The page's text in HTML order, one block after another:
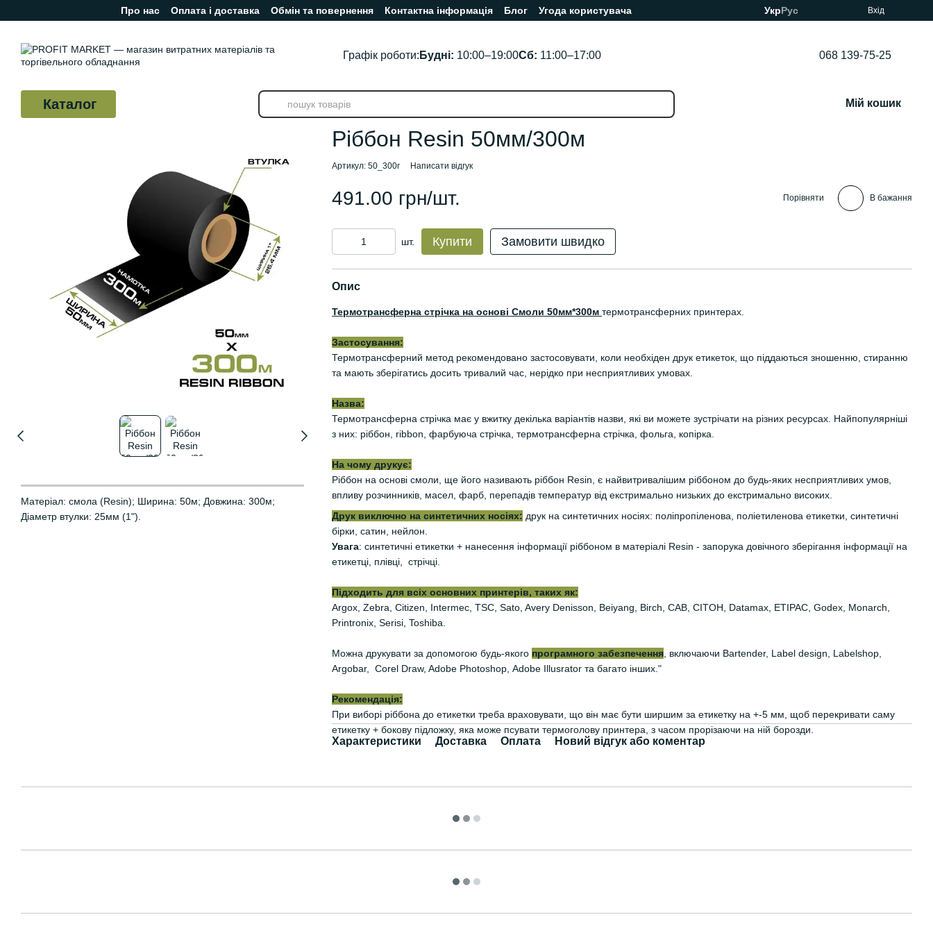
Перейти до основного контенту
Про нас Оплата і доставка Обмін та повернення Контактна інформація Блог
Угода користувача
Відгуки про магазин
УкрРус Вхід
Графік роботи: Будні: 10:00–19:00Сб: 11:00–17:00 068 139-75-25
Каталог Мій кошик
Матеріал: смола (Resin); Ширина: 50м; Довжина: 300м;
Діаметр втулки: 25мм (1").
Ріббон Resin 50мм/300м
Артикул: 50_300r Написати відгук
491.00 грн/шт. Порівняти В бажання
шт. Купити Замовити швидко
Опис
Термотрансферна стрічка на основі Смоли 50мм*300м термотрансферних принтерах.
Застосування:
Термотрансферний метод рекомендовано застосовувати, коли необхіден друк етикеток, що піддаються зношенню, стиранню
та мають зберігатись досить тривалий час, нерідко при несприятливих умовах.
Назва:
Термотрансферна стрічка має у вжитку декілька варіантів назви, які ви можете зустрічати на різних ресурсах. Найпопулярніші
з них: ріббон, ribbon, фарбуюча стрічка, термотрансферна стрічка, фольга, копірка.
На чому друкує:
Ріббон на основі смоли, ще його називають ріббон Resin, є найвитривалішим ріббоном до будь-яких несприятливих умов,
впливу розчинників, масел, фарб, перепадів температур від екстримально низьких до екстримально високих.
Друк виключно на синтетичних носіях: друк на синтетичних носіях: поліпропіленова, поліетиленова етикетки, синтетичні
бірки, сатин, нейлон.
Увага: синтетичні етикетки + нанесення інформації ріббоном в матеріалі Resin - запорука довічного зберігання інформації на
етикетці, плівці, стрічці.
Підходить для всіх основних принтерів, таких як:
Argox, Zebra, Citizen, Intermec, TSC, Sato, Avery Denisson, Beiyang, Birch, CAB, CITOH, Datamax, ETIPAC, Godex, Monarch,
Printronix, Serisi, Toshiba.
Можна друкувати за допомогою будь-якого програмного забезпечення, включаючи Bartender, Label design, Labelshop,
Argobar, Corel Draw, Adobe Photoshop, Adobe Illusrator та багато інших."
Рекомендація:
При виборі ріббона до етикетки треба враховувати, що він має бути ширшим за етикетку на +-5 мм, щоб перекривати саму
етикетку + бокову підложку, яка може псувати термоголову принтера, з часом прорізаючи на ній борозди.
Характеристики Доставка Оплата Новий відгук або коментар